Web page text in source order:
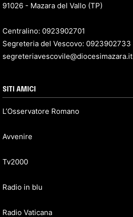
91026 - Mazara del Vallo (TP)
Centralino: 0923902701
Segreteria del Vescovo: 0923902733
segreteriavescovile@diocesimazara.it
SITI AMICI
L’Osservatore Romano
Avvenire
Tv2000
Radio in blu
Radio Vaticana